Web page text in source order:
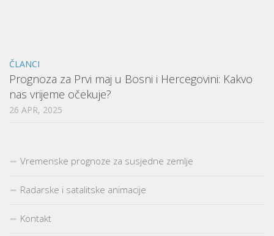
ČLANCI
Prognoza za Prvi maj u Bosni i Hercegovini: Kakvo
nas vrijeme očekuje?
26 APR, 2025
Vremenske prognoze za susjedne zemlje
Radarske i satalitske animacije
Kontakt